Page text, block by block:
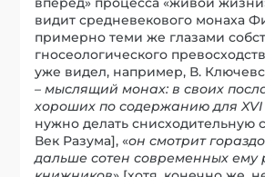
видит средневекового монаха
примерно теми же глазами
гносеологического
уже видел, например, В.
– мыслящий монах: в своих
хороших по содержанию для XVI
нужно делать снисходительную
Век Разума], «он смотрит
дальше сотен современных ему